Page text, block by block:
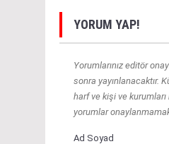
YORUM YAP!
Yorumlarınız editör
sonra yayınlanacaktır.
harf ve kişi ve
yorumlar
Ad Soyad